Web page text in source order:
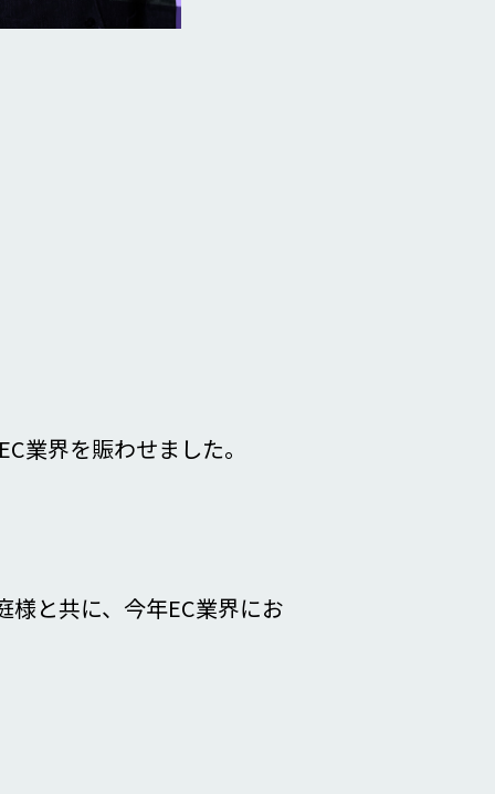
業界を賑わせました。
様と共に、今年EC業界にお